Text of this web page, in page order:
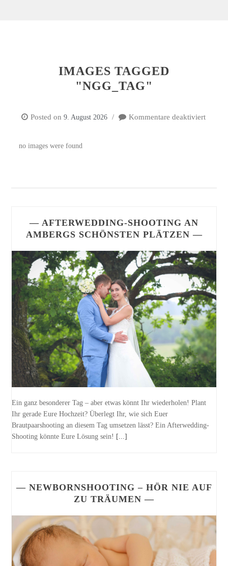
IMAGES TAGGED
"NGG_TAG"
Posted on 9. August 2026 Kommentare deaktiviert
no images were found
— AFTERWEDDING-SHOOTING AN
AMBERGS SCHÖNSTEN PLÄTZEN —
Ein ganz besonderer Tag – aber etwas könnt Ihr wiederholen! Plant
Ihr gerade Eure Hochzeit? Überlegt Ihr, wie sich Euer
Brautpaarshooting an diesem Tag umsetzen lässt? Ein Afterwedding-
Shooting könnte Eure Lösung sein! [...]
— NEWBORNSHOOTING – HÖR NIE AUF
ZU TRÄUMEN —